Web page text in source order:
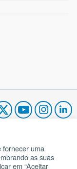
fornecer uma
as suas
em “Aceitar